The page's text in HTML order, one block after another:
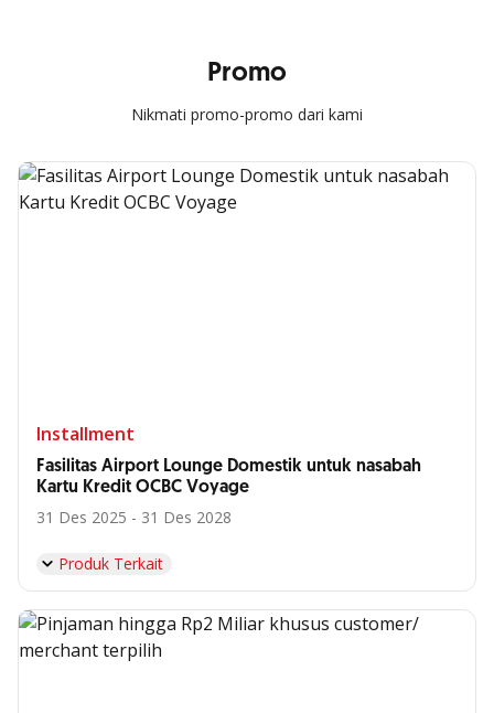
Promo
Nikmati promo-promo dari kami
Installment
Fasilitas Airport Lounge Domestik untuk nasabah
Kartu Kredit OCBC Voyage
31 Des 2025 - 31 Des 2028
Produk Terkait